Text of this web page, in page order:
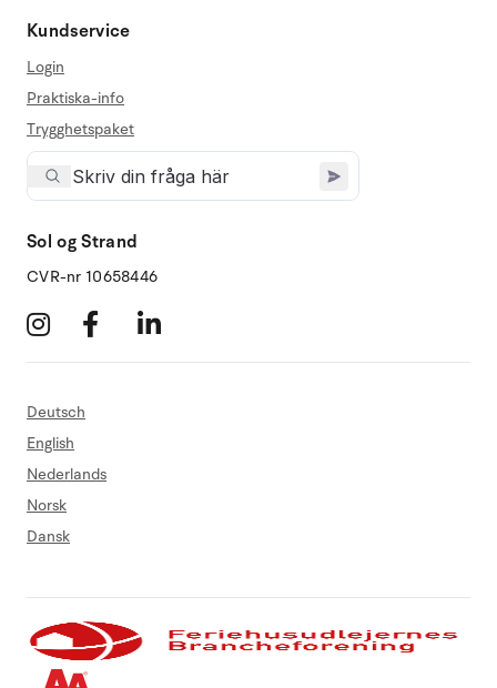
Kundservice
Login
Praktiska-info
Trygghetspaket
Sol og Strand
CVR-nr 10658446
Deutsch
English
Nederlands
Norsk
Dansk